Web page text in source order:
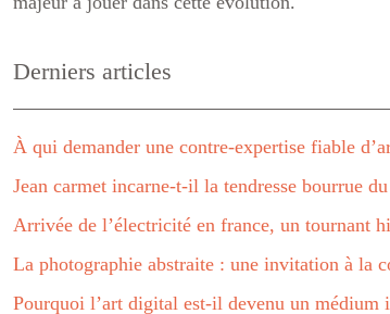
Derniers articles
À qui demander une contre-expertise fiable
Jean carmet incarne-t-il la tendresse bourrue
Arrivée de l’électricité en france, un tournant
La photographie abstraite : une invitation à la
Pourquoi l’art digital est-il devenu un médium